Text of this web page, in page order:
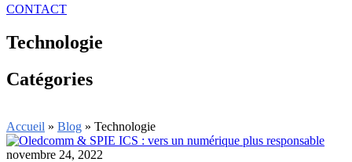
CONTACT
Technologie
Catégories
Accueil » Blog » Technologie
novembre 24, 2022